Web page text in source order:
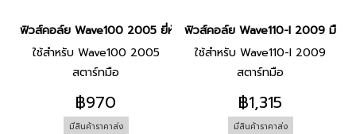
ฟิวส์คอล์ย Wave100 2005 ยี่ห้อ SBT
ใช้สำหรับ Wave100 2005
สตาร์ทมือ
฿970
มีสินค้าราคาส่ง
ฟิวส์คอล์ย Wave110-I 2009 มือ แ
ใช้สำหรับ Wave110-I 2009
สตาร์ทมือ
฿1,315
มีสินค้าราคาส่ง